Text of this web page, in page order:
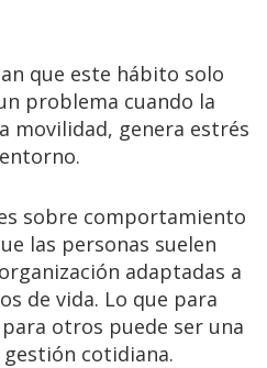
que este hábito solo
problema cuando la
movilidad, genera estrés
sobre comportamiento
las personas suelen
adaptadas a
de vida. Lo que para
otros puede ser una
cotidiana.